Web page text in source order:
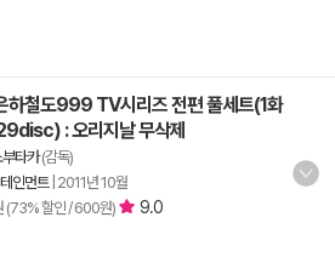
하철도999 TV시리즈 전편 풀세트(1화
: 오리지날 무삭제
타카(감독)
인먼트| 2011년 10월
(73% 할인 / 600원)
9.0